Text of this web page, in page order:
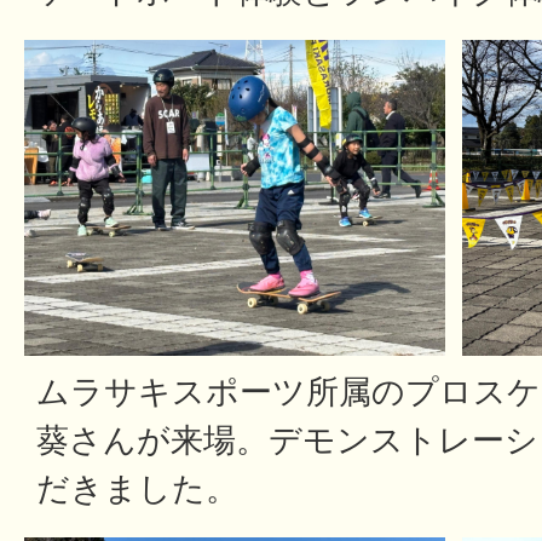
ムラサキスポーツ所属のプロス
葵さんが来場。デモンストレー
だきました。